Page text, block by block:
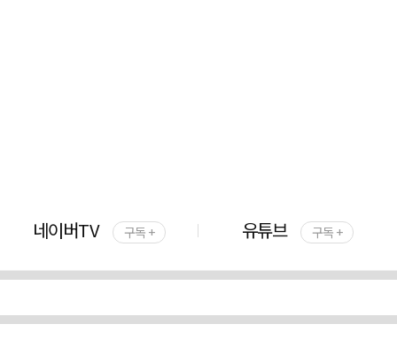
네이버TV 구독 + 유튜브 구독 +